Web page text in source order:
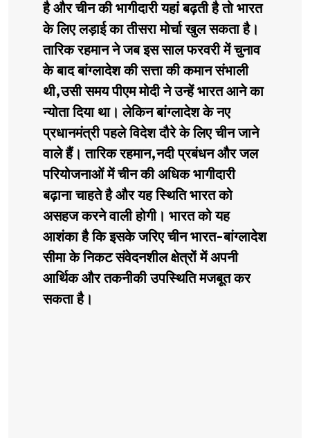
है और चीन की भागीदारी यहां बढ़ती है तो भारत
के लिए लड़ाई का तीसरा मोर्चा खुल सकता है।
तारिक रहमान ने जब इस साल फरवरी में चुनाव
के बाद बांग्लादेश की सत्ता की कमान संभाली
थी,उसी समय पीएम मोदी ने उन्हें भारत आने का
न्योता दिया था। लेकिन बांग्लादेश के नए
प्रधानमंत्री पहले विदेश दौरे के लिए चीन जाने
वाले हैं। तारिक रहमान,नदी प्रबंधन और जल
परियोजनाओं में चीन की अधिक भागीदारी
बढ़ाना चाहते है और यह स्थिति भारत को
असहज करने वाली होगी। भारत को यह
आशंका है कि इसके जरिए चीन भारत-बांग्लादेश
सीमा के निकट संवेदनशील क्षेत्रों में अपनी
आर्थिक और तकनीकी उपस्थिति मजबूत कर
सकता है।